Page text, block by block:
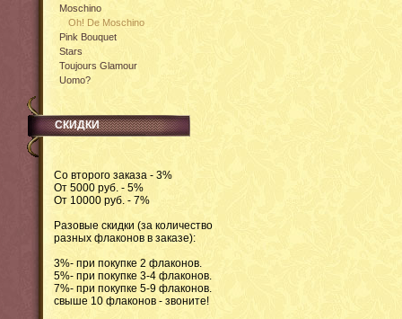
Moschino
Oh! De Moschino
Pink Bouquet
Stars
Toujours Glamour
Uomo?
СКИДКИ
Со второго заказа - 3%
От 5000 руб. - 5%
От 10000 руб. - 7%
Разовые скидки (за количество
разных флаконов в заказе):
3%- при покупке 2 флаконов.
5%- при покупке 3-4 флаконов.
7%- при покупке 5-9 флаконов.
свыше 10 флаконов - звоните!